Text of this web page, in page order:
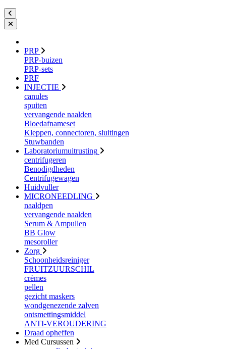
PRP
PRP-buizen
PRP-sets
PRF
INJECTIE
canules
spuiten
vervangende naalden
Bloedafnameset
Kleppen, connectoren, sluitingen
Stuwbanden
Laboratoriumuitrusting
centrifugeren
Benodigdheden
Centrifugewagen
Huidvuller
MICRONEEDLING
naaldpen
vervangende naalden
Serum & Ampullen
BB Glow
mesoroller
Zorg
Schoonheidsreiniger
FRUITZUURSCHIL
crèmes
pellen
gezicht maskers
wondgenezende zalven
ontsmettingsmiddel
ANTI-VEROUDERING
Draad opheffen
Med Cursussen